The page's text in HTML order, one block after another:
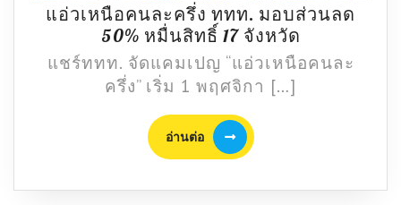
แอ่วเหนือคนละครึ่ง ททท. มอบส่วนลด
50% หมื่นสิทธิ์ 17 จังหวัด
เหนือ
50%
แชร์ททท. จัดแคมเปญ “แอ่วเหนือคนละ
ครึ่ง” เริ่ม 1 พฤศจิกา […]
อ่านต่อ
อ่าน
ต่อ